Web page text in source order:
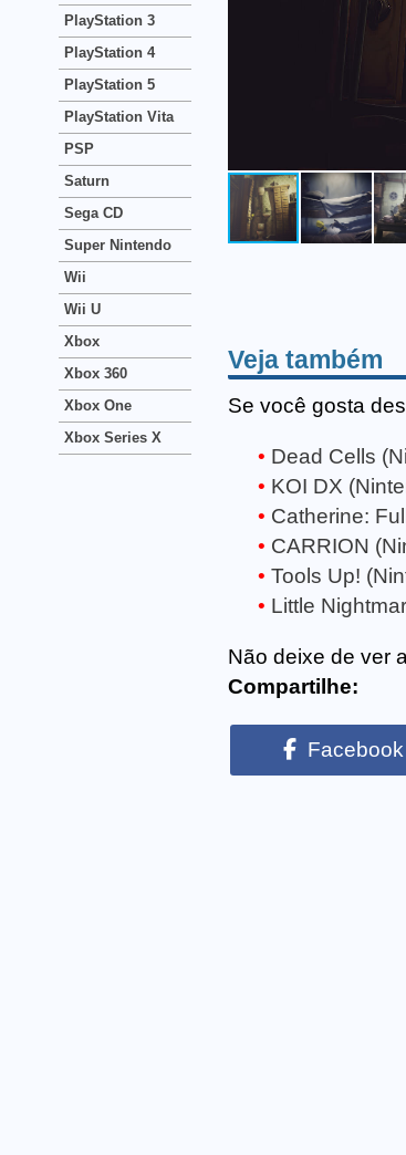
Veja também
Se você gosta
Dead Cells
KOI DX
Catherine:
CARRION
Tools Up!
Little
Não deixe de ver
Compartilhe:
Facebook
PlayStation 3
PlayStation 4
PlayStation 5
PlayStation Vita
PSP
Saturn
Sega CD
Super Nintendo
Wii
Wii U
Xbox
Xbox 360
Xbox One
Xbox Series X